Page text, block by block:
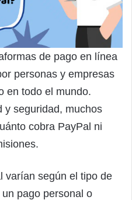
de pago en línea
personas y empresas
en todo el mundo.
y seguridad, muchos
cobra PayPal ni
varían según el tipo de
pago personal o